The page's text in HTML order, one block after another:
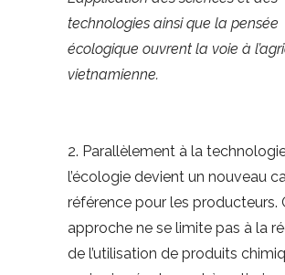
technologies ainsi que la pensée
écologique ouvrent la voie à
vietnamienne.
2. Parallèlement à la
l’écologie devient un nouveau
référence pour les producteurs.
approche ne se limite pas à la
de l’utilisation de produits